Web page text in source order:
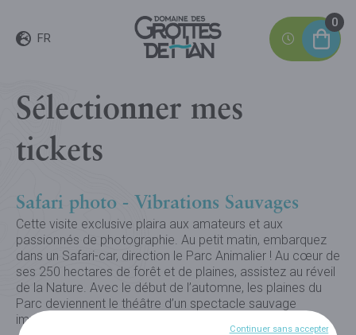
FR
0
Sélectionner mes
tickets
Safari photo - Vibrations Sauvages
Cette visite exclusive plaira aux amateurs et aux
passionnés de photographie. Au petit matin, embarquez
dans un Safari-car, direction le Parc Animalier ! Au cœur de
ses 250 hectares de forêt et de plaines, assistez au réveil
de la Nature. Avec le début de l’automne, les plaines du
Parc deviennent le théâtre d’un spectacle sauvage
impressionnant : le Brame du cerf.
Continuer sans accepter